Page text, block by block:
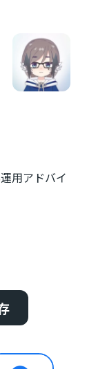
用アドバイ
ラクター
ザー
ナー
、好みに合